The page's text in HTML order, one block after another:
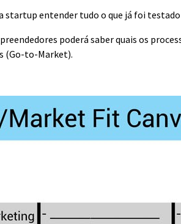
startup entender tudo o que já foi
poderá saber quais os
(Go-to-Market).